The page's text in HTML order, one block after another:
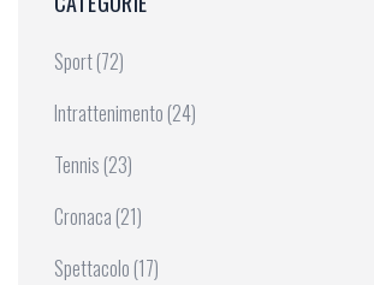
Sport(72)
Intrattenimento (24)
Tennis (23)
Cronaca (21)
Spettacolo (17)